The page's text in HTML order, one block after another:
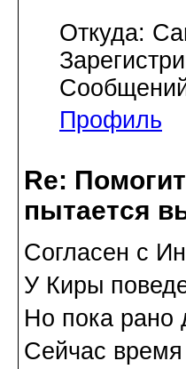
Откуда:
Профиль
Re:
пытается
Согласен с
У Киры
Но пока рано
Сейчас время